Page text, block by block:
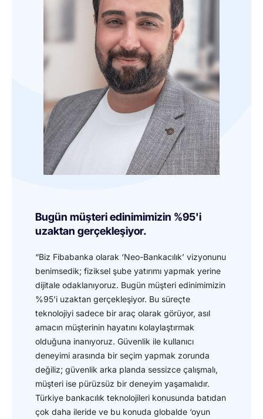
Bugün müşteri edinimimizin %95'i
uzaktan gerçekleşiyor.
“Biz Fibabanka olarak ‘Neo-Bankacılık’ vizyonunu
benimsedik; fiziksel şube yatırımı yapmak yerine
dijitale odaklanıyoruz. Bugün müşteri edinimimizin
%95’i uzaktan gerçekleşiyor. Bu süreçte
teknolojiyi sadece bir araç olarak görüyor, asıl
amacın müşterinin hayatını kolaylaştırmak
olduğuna inanıyoruz. Güvenlik ile kullanıcı
deneyimi arasında bir seçim yapmak zorunda
değiliz; güvenlik arka planda sessizce çalışmalı,
müşteri ise pürüzsüz bir deneyim yaşamalıdır.
Türkiye bankacılık teknolojileri konusunda batıdan
çok daha ileride ve bu konuda globalde ‘oyun